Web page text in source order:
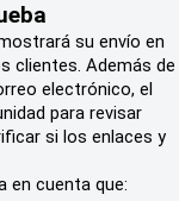
su envío en
clientes. Además de
electrónico, el
para revisar
si los enlaces y
en cuenta que: